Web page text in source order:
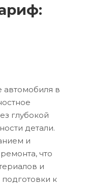
автомобиля в
глубокой
детали.
и
что
и
к